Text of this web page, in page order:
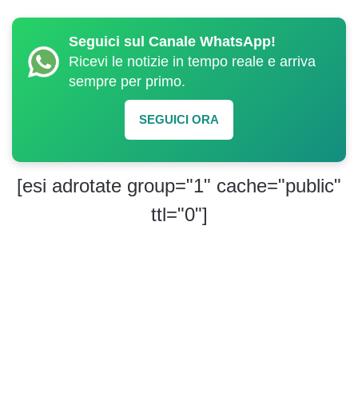
Seguici sul Canale WhatsApp!
Ricevi le notizie in tempo reale e arriva
sempre per primo.
SEGUICI ORA
[esi adrotate group="1" cache="public"
ttl="0"]